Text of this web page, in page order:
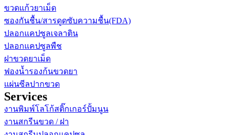
ขวดแก้วยาเม็ด
ซองกันชื้น/สารดูดซับความชื้น(FDA)
ปลอกแคปซูลเจลาติน
ปลอกแคปซูลพืช
ฝาขวดยาเม็ด
ฟองน้ำรองก้นขวดยา
แผ่นซีลปากขวด
Services
งานพิมพ์โลโก้สติ๊กเกอร์ปั้มนูน
งานสกรีนขวด / ฝา